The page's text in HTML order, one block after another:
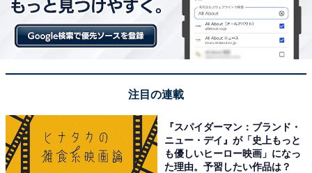
価格
全3種
・ハローキティ
・マイメロディ
注目の連載
『スパイダーマン：ブランド・
ニュー・デイ』が「史上もっと
も優しいヒーロー映画」になっ
た理由。予習したい作品は？